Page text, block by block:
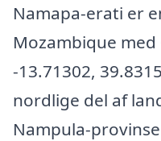
Namapa-erati er
Mozambique
-13.71302,
nordlige del af
Nampula-